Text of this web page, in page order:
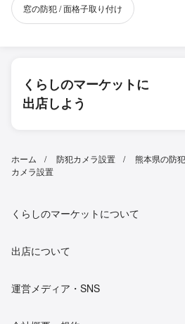
窓の防犯 / 面格子取り付け
くらしのマーケットに
出店しよう
ホーム 防犯カメラ設置 熊本県の防
カメラ設置
くらしのマーケットについて
出店について
運営メディア・SNS